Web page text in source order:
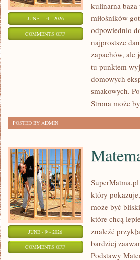
JUNE - 14 - 2026
COMMENTS OFFON
kulinarna
miłośników
odpowiednio
najprostsze
zapachów, ale
tu punktem
domowych
smakowych.
Strona może
POSTED BY ADMIN
JUNE - 9 - 2026
COMMENTS OFFON
który
może być
które chcą
znaleźć
bardziej
Podstawy